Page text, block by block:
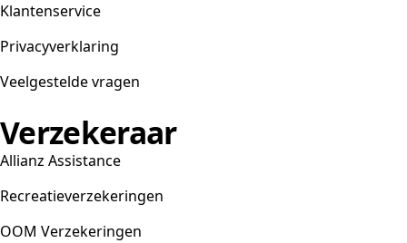
Klantenservice
Privacyverklaring
Veelgestelde vragen
Verzekeraar
Allianz Assistance
Recreatieverzekeringen
OOM Verzekeringen